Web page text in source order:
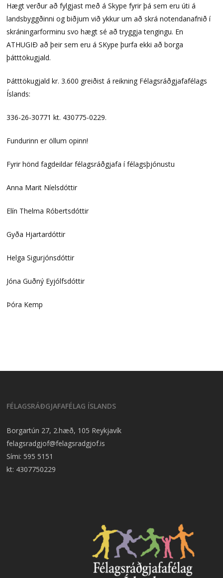
Hægt verður að fylgjast með á Skype fyrir þá sem eru úti á
landsbyggðinni og biðjum við ykkur um að skrá notendanafnið í
skráningarforminu svo hægt sé að tryggja tengingu. En
ATHUGIÐ að þeir sem eru á SKype þurfa ekki að borga
þátttökugjald.
Þátttökugjald kr. 3.600 greiðist á reikning Félagsráðgjafafélags
Íslands:
336-26-30771 kt. 430775-0229.
Fundurinn er öllum opinn!
Fyrir hönd fagdeildar félagsráðgjafa í félagsþjónustu
Anna Marit Níelsdóttir
Elín Thelma Róbertsdóttir
Gyða Hjartardóttir
Helga Sigurjónsdóttir
Jóna Guðný Eyjólfsdóttir
Þóra Kemp
FÉLAGSRÁÐGJAFAFÉLAG ÍSLANDS
Borgartún 27, 2.hæð, 105 Reykjavík
felagsradgjof@felagsradgjof.is
Sími: 595 5151
kt: 4307750229